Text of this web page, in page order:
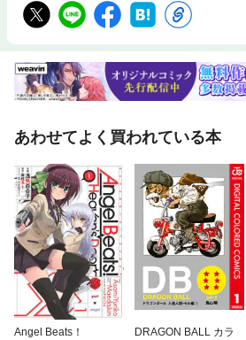
あわせてよく買われている本
Angel Beats！
DRAGON BALL カラ